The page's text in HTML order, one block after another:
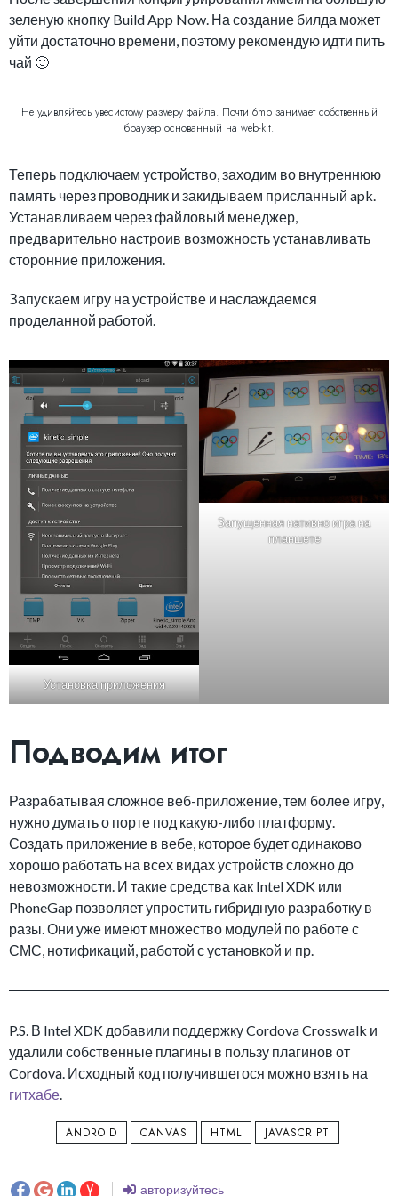
зеленую кнопку Build App Now. На создание билда может
уйти достаточно времени, поэтому рекомендую идти пить
чай 🙂
Не удивляйтесь увесистому размеру файла. Почти 6mb занимает собственный
браузер основанный на web-kit.
Теперь подключаем устройство, заходим во внутреннюю
память через проводник и закидываем присланный apk.
Устанавливаем через файловый менеджер,
предварительно настроив возможность устанавливать
сторонние приложения.
Запускаем игру на устройстве и наслаждаемся
проделанной работой.
Установка приложения
Запущенная нативно игра на
планшете
Подводим итог
Разрабатывая сложное веб-приложение, тем более игру,
нужно думать о порте под какую-либо платформу.
Создать приложение в вебе, которое будет одинаково
хорошо работать на всех видах устройств сложно до
невозможности. И такие средства как Intel XDK или
PhoneGap позволяет упростить гибридную разработку в
разы. Они уже имеют множество модулей по работе с
СМС, нотификаций, работой с установкой и пр.
P.S. В Intel XDK добавили поддержку Cordova Crosswalk и
удалили собственные плагины в пользу плагинов от
Cordova. Исходный код получившегося можно взять на
гитхабе
ANDROID CANVAS HTML JAVASCRIPT
авторизуйтесь